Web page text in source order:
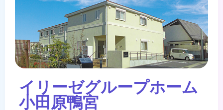
イリーゼグループホーム
小田原鴨宮